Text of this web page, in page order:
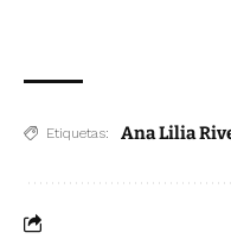
Etiquetas: Ana Lilia